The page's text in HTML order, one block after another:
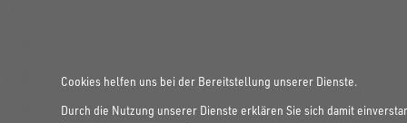
Cookies helfen uns bei der Bereitstellung unserer Dienste.
Durch die Nutzung unserer Dienste erklären Sie sich damit